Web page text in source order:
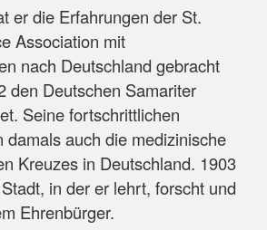
er die Erfahrungen der St.
Association mit
nach Deutschland gebracht
den Deutschen Samariter
Seine fortschrittlichen
damals auch die medizinische
Kreuzes in Deutschland. 1903
in der er lehrt, forscht und
Ehrenbürger.